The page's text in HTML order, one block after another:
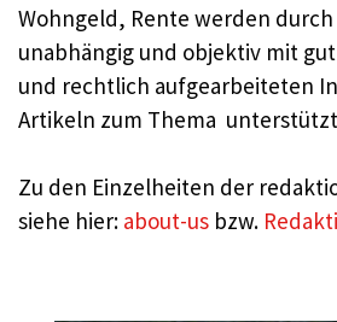
Wohngeld, Rente werden
unabhängig und objektiv mit
und rechtlich aufgearbeiteten
Artikeln zum Thema
Zu den Einzelheiten der
siehe hier: about-us bzw.